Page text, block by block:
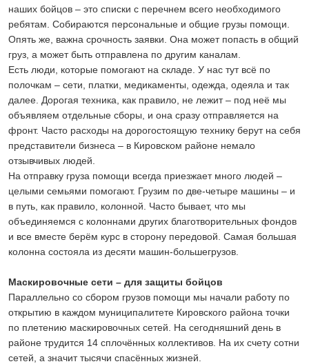
наших бойцов – это списки с перечнем всего необходимого
ребятам. Собираются персональные и общие грузы помощи.
Опять же, важна срочность заявки. Она может попасть в общий
груз, а может быть отправлена по другим каналам.
Есть люди, которые помогают на складе. У нас тут всё по
полочкам – сети, платки, медикаменты, одежда, одеяла и так
далее. Дорогая техника, как правило, не лежит – под неё мы
объявляем отдельные сборы, и она сразу отправляется на
фронт. Часто расходы на дорогостоящую технику берут на себя
представители бизнеса – в Кировском районе немало
отзывчивых людей.
На отправку груза помощи всегда приезжает много людей –
целыми семьями помогают. Грузим по две-четыре машины – и
в путь, как правило, колонной. Часто бывает, что мы
объединяемся с колоннами других благотворительных фондов
и все вместе берём курс в сторону передовой. Самая большая
колонна состояла из десяти машин-большегрузов.
Маскировочные сети – для защиты бойцов
Параллельно со сбором грузов помощи мы начали работу по
открытию в каждом муниципалитете Кировского района точки
по плетению маскировочных сетей. На сегодняшний день в
районе трудится 14 сплочённых коллективов. На их счету сотни
сетей, а значит тысячи спасённых жизней.